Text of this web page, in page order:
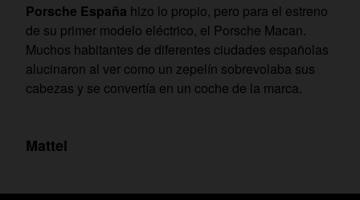
Porsche España hizo lo propio, pero para el estreno
de su primer modelo eléctrico, el Porsche Macan.
Muchos habitantes de diferentes ciudades españolas
alucinaron al ver como un zepelín sobrevolaba sus
cabezas y se convertía en un coche de la marca.
Mattel